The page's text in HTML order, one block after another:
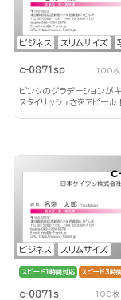
ビジネス スリムサイズ
c-0871sp 100枚
ピンクのグラデーションが
スタイリッシュさをアピール！
ビジネス スリムサイズ
スピード1時間対応 スピード3時
c-0871s 100枚